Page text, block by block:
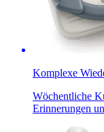
Komplexe
Wöchentliche
Erinnerungen